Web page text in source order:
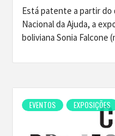
Está patente a partir do
Nacional da Ajuda, a
boliviana Sonia Falcone
EVENTOS EXPOSIÇÕES